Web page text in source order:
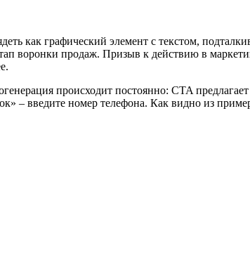
как графический элемент с текстом,
воронки продаж. Призыв к действию в
происходит постоянно: CTA предлагает
– введите номер телефона. Как видно из